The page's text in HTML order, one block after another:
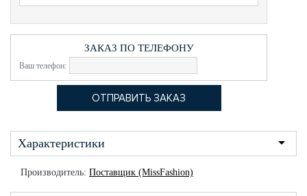
ЗАКАЗ ПО ТЕЛЕФОНУ
Ваш телефон:
Характеристики
Производитель: Поставщик (MissFashion)